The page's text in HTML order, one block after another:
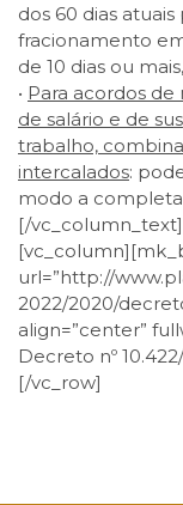
dos 60 dias
fracionamento
de 10 dias ou
• Para acordos
de salário e de
trabalho,
intercalados:
modo a
[/
url=”http://
2022/2020/
align=”center”
Decreto nº
[/vc_row]